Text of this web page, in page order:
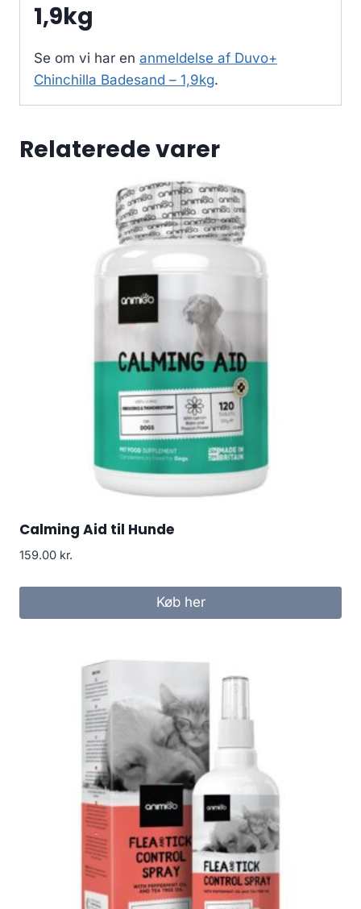
1,9kg
Se om vi har en anmeldelse af Duvo+
Chinchilla Badesand – 1,9kg.
Relaterede varer
Calming Aid til Hunde
159.00 kr.
Køb her